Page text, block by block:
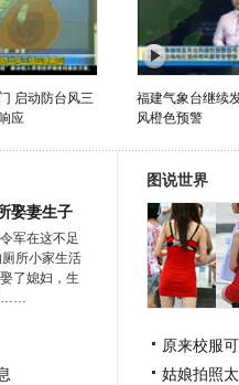
启动防台风三
应
福建气象台继续
风橙色预警
娶妻生子
军在这不足
所小家生活
了媳妇，生
……
图说世界
原来校服
姑娘拍照